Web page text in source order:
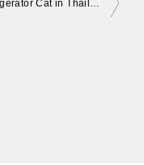
冷蔵庫で涼むネコ タイ・ピピ島にて “The Refrigerator Cat in Thailand”